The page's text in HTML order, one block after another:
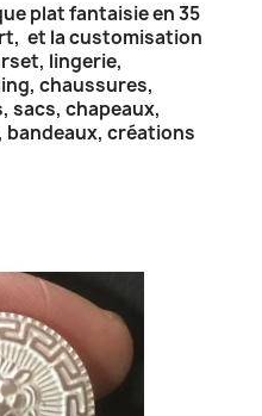
plat fantaisie en 35
et la customisation
lingerie,
chaussures,
sacs, chapeaux,
bandeaux, créations